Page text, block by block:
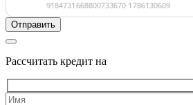
Рассчитать кредит на